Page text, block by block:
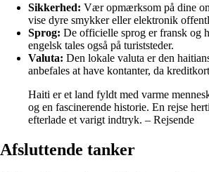
Sikkerhed: Vær opmærksom på dine
vise dyre smykker eller elektronik
Sprog: De officielle sprog er fransk og
engelsk tales også på turiststeder.
Valuta: Den lokale valuta er den
anbefales at have kontanter, da
Haiti er et land fyldt med varme
og en fascinerende historie. En rejse
efterlade et varigt indtryk. – Rejsende
Afsluttende tanker